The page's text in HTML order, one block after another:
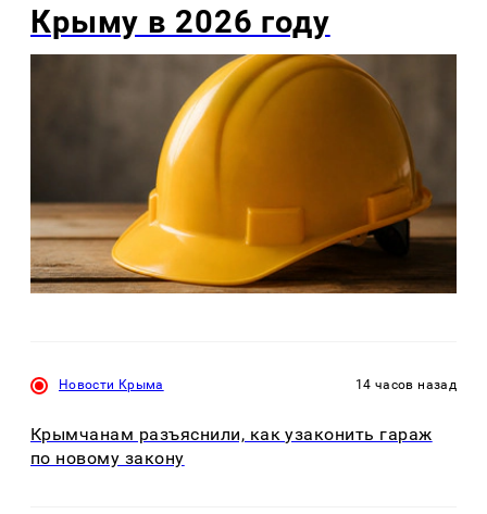
Крыму в 2026 году
Новости Крыма 14 часов назад
Крымчанам разъяснили, как узаконить гараж
по новому закону